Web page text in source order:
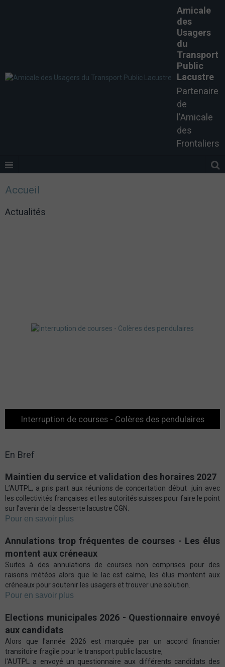
Amicale
des
Usagers
du
Transport
Public
Lacustre
Partenaire
de
l'Amicale
des
Frontaliers
Accueil
Actualités
Interruption de courses - Colères des pendulaires
En Bref
Maintien du service et validation des horaires 2027
L’AUTPL, a pris part aux réunions de concertation début juin avec
les collectivités françaises et les autorités suisses pour faire le point
sur l’avenir de la desserte lacustre CGN.
Pour en savoir plus
Annulations trop fréquentes de courses - Les élus
montent aux créneaux
Suites à des annulations de courses non comprises pour des
raisons météos alors que le lac est calme, les élus montent aux
créneaux pour soutenir les usagers et trouver une solution.
Pour en savoir plus
Elections municipales 2026 - Questionnaire envoyé
aux candidats
Alors que l'année 2026 est marquée par un accord financier
transitoire fragile pour le transport public lacustre,
l'AUTPL a envoyé un questionnaire aux différents candidats des